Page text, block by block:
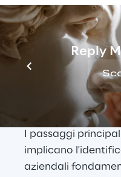
Reply
Reply
Sprint Reply offre
che implementano
requisiti
I passaggi
implicano
aziendali